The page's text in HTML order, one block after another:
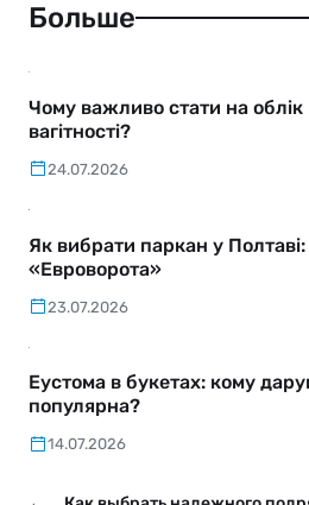
Больше
Чому важливо стати на облік
вагітності?
24.07.2026
Як вибрати паркан у Полтаві:
«Евроворота»
23.07.2026
Еустома в букетах: кому
популярна?
14.07.2026